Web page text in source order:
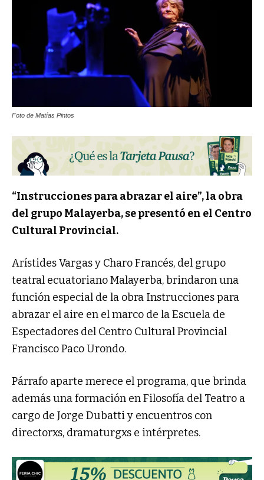
Foto de Matías Pintos
“Instrucciones para abrazar el aire”, la obra
del grupo Malayerba, se presentó en el Centro
Cultural Provincial.
Arístides Vargas y Charo Francés, del grupo
teatral ecuatoriano Malayerba, brindaron una
función especial de la obra Instrucciones para
abrazar el aire en el marco de la Escuela de
Espectadores del Centro Cultural Provincial
Francisco Paco Urondo.
Párrafo aparte merece el programa, que brinda
además una formación en Filosofía del Teatro a
cargo de Jorge Dubatti y encuentros con
directorxs, dramaturgxs e intérpretes.